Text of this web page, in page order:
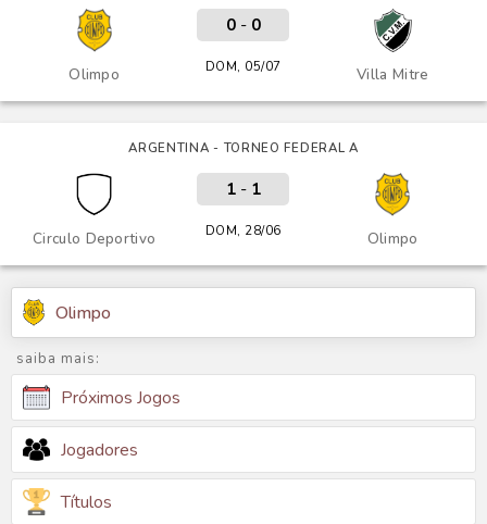
Olimpo Villa Mitre
0- 0
DOM, 05/07
ARGENTINA - TORNEO FEDERAL A
Circulo Deportivo Olimpo
1- 1
DOM, 28/06
Olimpo
saiba mais:
Próximos Jogos
Jogadores
Títulos